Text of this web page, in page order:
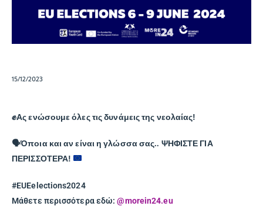
15/12/2023
✊Ας ενώσουμε όλες τις δυνάμεις της νεολαίας!
🗣Όποια και αν είναι η γλώσσα σας.. ΨΗΦΙΣΤΕ ΓΙΑ
ΠΕΡΙΣΣΟΤΕΡΑ!
#EUEelections2024
Μάθετε περισσότερα εδώ:@morein24.eu